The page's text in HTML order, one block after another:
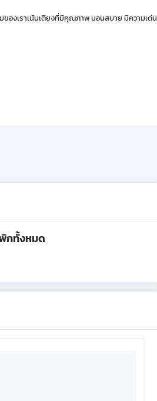
ของเราเน้นเตียงที่มีคุณภาพ นอนสบาย มีความเด่น
กทั้งหมด